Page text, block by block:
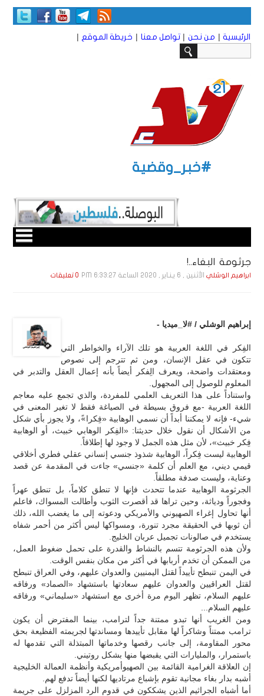
الرئيسية | من نحن | تواصل معنا | خريطة الموقع |
#خبر_وقضية
جرثومة البغاء..!
ابراهيم الوشلي الأثنين , 6 يـنـاير , 2020 الساعة 6:33:27 PM 0 تعليقات
إبراهيم الوشلي / #لا_ميديا -
الفِكر في اللغة العربية هو تلك الآراء والخواطر التي
تتكون في عقل الإنسان، ومن ثم تترجم إلى نصوص
ومعتقدات واضحة، ويعرف الِفكر أيضاً بأنه إعمال العقل والتدبر في
المعلوم للوصول إلى المجهول.
واستناداً على هذا التعريف العلمي للمفردة، والذي تجمع عليه معاجم
اللغة العربية -مع فروق بسيطة في الصياغة فقط لا تغير المعنى في
شيء- فإنه لا يمكننا أبداً أن نسمي الوهابية «فِكرا»ً، ولا يجوز بأي شكل
من الأشكال أن نقول خلال حديثنا: «الفِكر الوهابي خبيث، أو الوهابية
فِكر خبيث»، لأن مثل هذه الجمل لا وجود لها إطلاقاً.
الوهابية ليست فِكراً، الوهابية شذوذ جنسي إنساني عقلي فطري أخلاقي
قيمي ديني، مع العلم أن كلمة «جنسي» جاءت في المقدمة عن قصد
وعناية، وليست صدفة مطلقاً.
الجرثومة الوهابية عندما تتحدث فإنها لا تنطق كلاماً، بل تنطق عهراً
وفجوراً ودياثة، وحين تراها قد أقصرت الثوب وأطالت المسواك، فاعلم
أنها تحاول إغراء الصهيوني والأمريكي ودعوته إلى ما يغضب الله، ذلك
أن ثوبها في الحقيقة مجرد تنورة، ومسواكها ليس أكثر من أحمر شفاه
يستخدم في صالونات تجميل عربان الخليج.
ولأن هذه الجرثومة تتسم بالنشاط والقدرة على تحمل ضغوط العمل،
من الممكن أن تخدم أربابها في أكثر من مكان بنفس الوقت.
في اليمن تنبطح تأييداً لقتل اليمنيين والعدوان عليهم، وفي العراق تنبطح
لقتل العراقيين والعدوان عليهم سعادتها باستشهاد «الصماد» ورفاقه
عليهم السلام، تظهر اليوم مرة أخرى مع استشهاد «سليماني» ورفاقه
عليهم السلام...
ومن الغريب أنها تبدو ممتنة جداً لترامب، بينما المفترض أن يكون
ترامب ممتناً وشاكراً لها مقابل تأييدها ومساندتها لجريمته الفظيعة بحق
محور المقاومة، إلى جانب رقصها وخدماتها المبتذلة التي تقدمها له
باستمرار، والمليارات التي يقبضها منها بشكل روتيني.
إن العلاقة الغرامية القائمة بين الصهيوأمريكية وأنظمة العمالة الخليجية
أشبه بدار بغاء مجانية تقوم بإشباع مرتاديها لكنها أيضاً تدفع لهم.
أما أشباه الجراثيم الذين يشككون في قدوم الرد المزلزل على جريمة